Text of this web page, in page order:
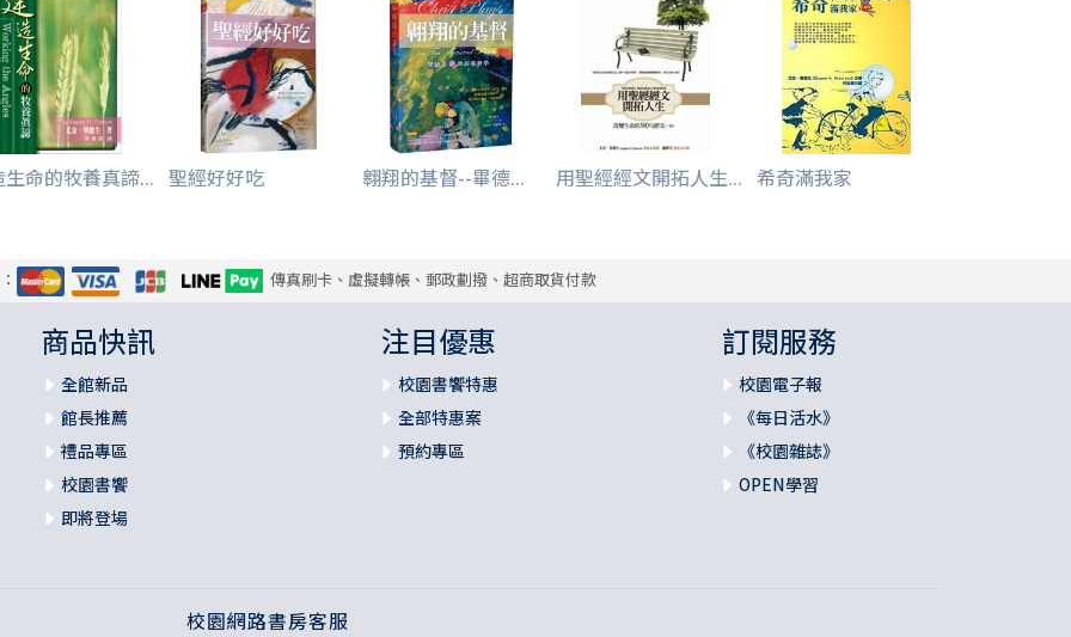
命的牧養真諦... 聖經好好吃 翱翔的基督--畢德... 用聖經經文開拓人生... 希奇滿我家
傳真刷卡、虛擬轉帳、郵政劃撥、超商取貨付款
商品快訊
全館新品
館長推薦
禮品專區
校園書饗
即將登場
注目優惠
校園書饗特惠
全部特惠案
預約專區
訂閱服務
校園電子報
《每日活水》
《校園雜誌》
OPEN學習
校園網路書房客服